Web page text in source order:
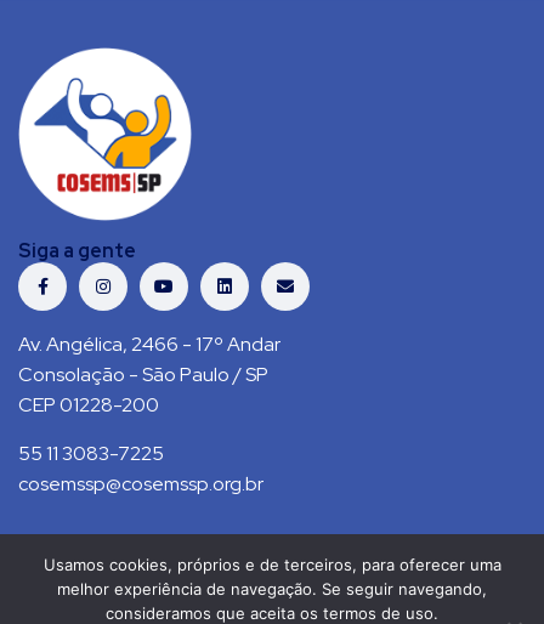
Siga a gente
Av. Angélica, 2466 - 17º Andar
Consolação - São Paulo / SP
CEP 01228-200
55 11 3083-7225
cosemssp@cosemssp.org.br
Política de Privacidade Contato
Usamos cookies, próprios e de terceiros, para oferecer uma
melhor experiência de navegação. Se seguir navegando,
consideramos que aceita os termos de uso.